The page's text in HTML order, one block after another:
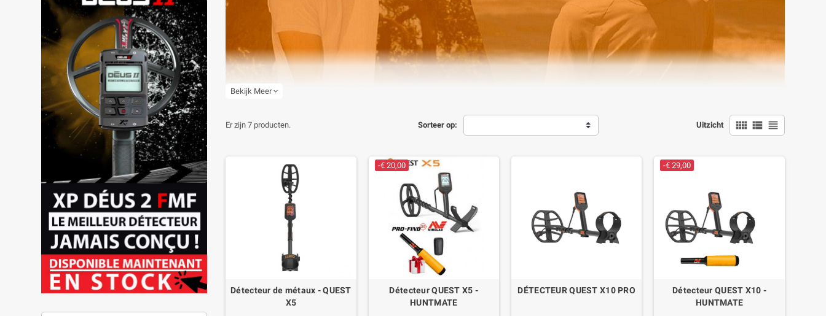
D'origine américaine, le fabricant QUEST s'est bien adapté aux nouvelles attentes du marché de la détection.
Bekijk Meerexpand_more
Sorteer op: Uitzicht view_comfy view_list view_headline
Er zijn 7 producten.
Détecteur de métaux - QUEST
X5
-€ 20,00
Détecteur QUEST X5 -
HUNTMATE
DÉTECTEUR QUEST X10 PRO
-€ 29,00
Détecteur QUEST X10 -
HUNTMATE